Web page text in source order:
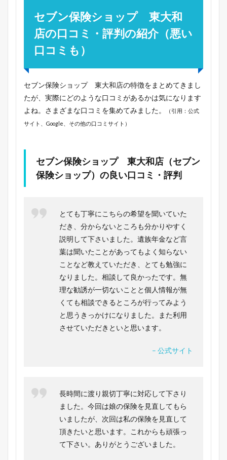
セブン保険ショップ 東大和
店の口コミ・評判の紹介（悪い
口コミも）
セブン保険ショップ 東大和店の特徴をまとめてきまし
たが、実際にどのような口コミがあるかは気になります
よね。さまざまな口コミを集めてみました。
（引用：公式
サイト、Google、その他の口コミサイト）
セブン保険ショップ 東大和店（セブン
保険ショップ）の良い口コミ・評判
とても丁寧にこちらの希望を聞いていた
だき、分からないところも分かりやすく
説明して下さいました。遺族年金など言
葉は聞いたことがあってもよく知らない
ことなど教えていただき、とても勉強に
なりました。相談して良かったです。無
理な勧誘が一切ないことと個人情報が無
くても相談できるところが行ってみよう
と思うきっかけになりました。また利用
させていただきといと思います。
– 公式サイト
長時間に渡り親切丁寧に対応して下さり
ました。今回は娘の保険を見直してもら
いましたが、次回は私の保険を見直して
頂きたいと思います。これからも頑張っ
て下さい。ありがとうございました。